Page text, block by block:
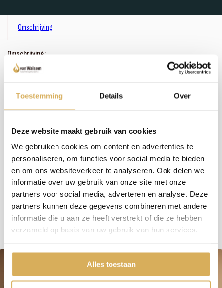
Toestemming Details Over
Deze website maakt gebruik van cookies
We gebruiken cookies om content en advertenties te
personaliseren, om functies voor social media te bieden
en om ons websiteverkeer te analyseren. Ook delen we
informatie over uw gebruik van onze site met onze
partners voor social media, adverteren en analyse. Deze
partners kunnen deze gegevens combineren met andere
informatie die u aan ze heeft verstrekt of die ze hebben
verzameld op basis van uw gebruik van hun services.
Alles toestaan
Omschrijving
Omschrijving:
Zoals je misschien hebt gemerkt, hebben we een uitgebreid assortiment. In plaats van
het bijhouden van omschrijvingen bij alle haarden en kachels, investeren wij liever in
te vinden. Wil je meer weten over dit product of welke haard het beste in jouw situatie
past? Bel, mail of maak een afspraak om bij ons langs te komen - we staan klaar met een
glimlach (en een kop koffie, als je wilt)!
Meer weten over onze haarden?
Neem contact op
Specificaties: